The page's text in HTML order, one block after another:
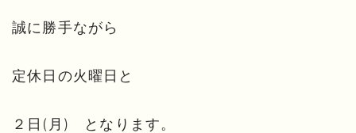
誠に勝手ながら
定休日の火曜日と
２日(月) となります。